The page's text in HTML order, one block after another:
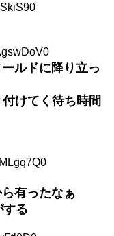
ルドに降り立っ
けてく待ち時間
有ったなぁ
する